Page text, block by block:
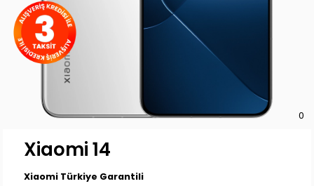
0
Xiaomi 14
Xiaomi Türkiye Garantili